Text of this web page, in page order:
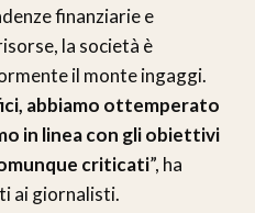
finanziarie e
la società è
il monte ingaggi.
abbiamo ottemperato
in linea con gli obiettivi
criticati”, ha
ai giornalisti.